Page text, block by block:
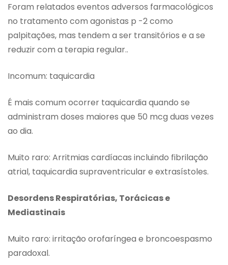
Foram relatados eventos adversos farmacológicos
no tratamento com agonistas p -2 como
palpitações, mas tendem a ser transitórios e a se
reduzir com a terapia regular..
Incomum: taquicardia
É mais comum ocorrer taquicardia quando se
administram doses maiores que 50 mcg duas vezes
ao dia.
Muito raro: Arritmias cardíacas incluindo fibrilação
atrial, taquicardia supraventricular e extrasístoles.
Desordens Respiratórias, Torácicas e
Mediastinais
Muito raro: irritação orofaríngea e broncoespasmo
paradoxal.